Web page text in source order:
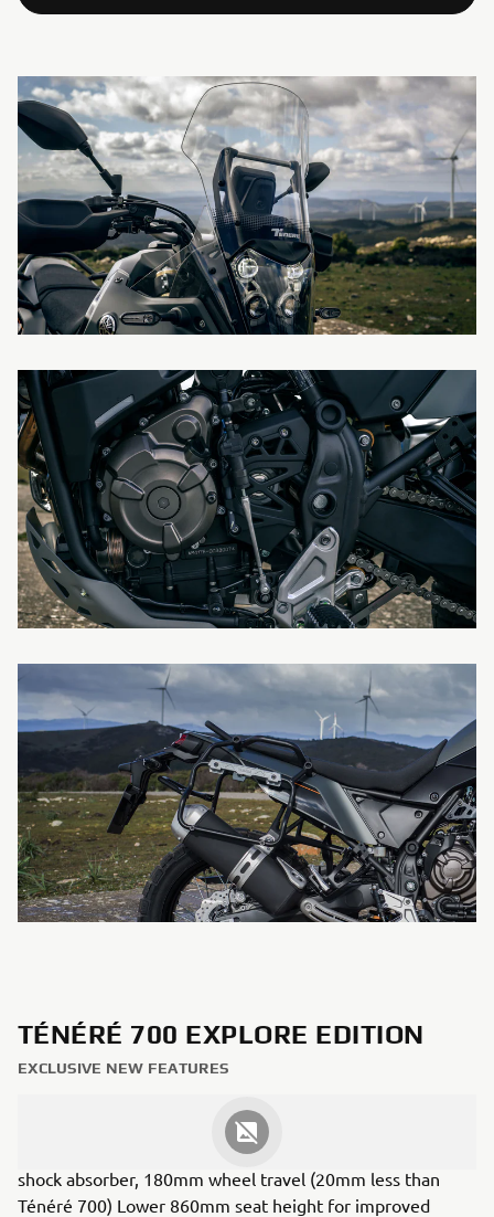
TÉNÉRÉ 700 EXPLORE EDITION
EXCLUSIVE NEW FEATURES
New style 43mm KYB front forks, 190mm wheel travel
(20mm less than Ténéré 700) Remotely adjustable rear
shock absorber, 180mm wheel travel (20mm less than
Ténéré 700) Lower 860mm seat height for improved